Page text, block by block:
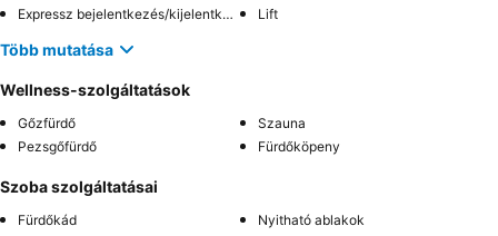
Expressz bejelentkezés/kijelentkezés
Lift
Több mutatása
Wellness-szolgáltatások
Gőzfürdő
Szauna
Pezsgőfürdő
Fürdőköpeny
Szoba szolgáltatásai
Fürdőkád
Nyitható ablakok